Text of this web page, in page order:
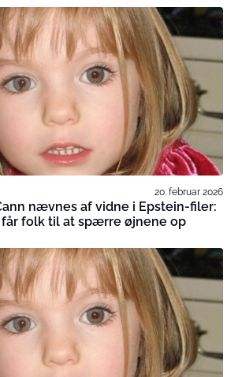
20. februar 2026
nævnes af vidne i Epstein-filer:
folk til at spærre øjnene op